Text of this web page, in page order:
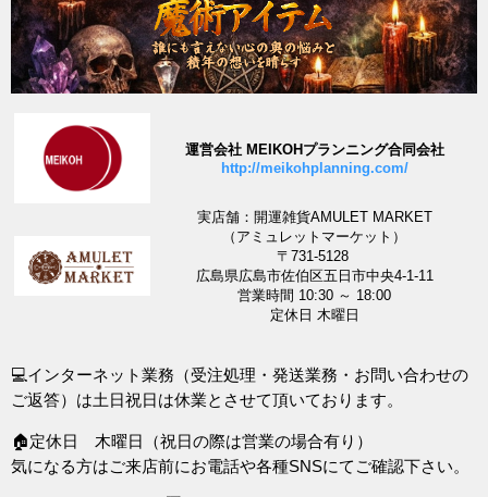
運営会社 MEIKOHプランニング合同会社
http://meikohplanning.com/
実店舗：開運雑貨AMULET MARKET
（アミュレットマーケット）
〒731-5128
広島県広島市佐伯区五日市中央4-1-11
営業時間 10:30 ～ 18:00
定休日 木曜日
💻インターネット業務（受注処理・発送業務・お問い合わせの
ご返答）は土日祝日は休業とさせて頂いております。
🏠定休日 木曜日（祝日の際は営業の場合有り）
気になる方はご来店前にお電話や各種SNSにてご確認下さい。